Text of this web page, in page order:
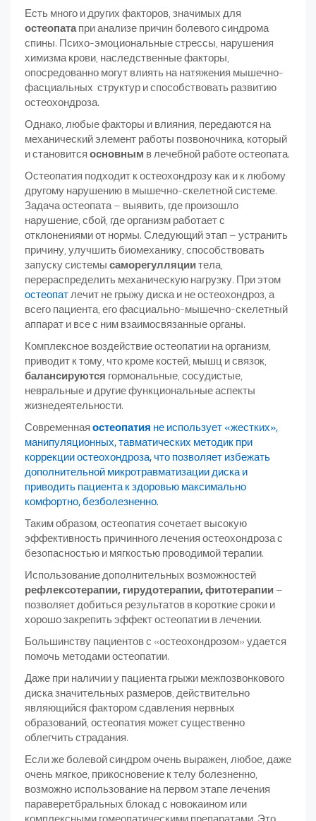
Есть много и других факторов, значимых для
остеопатапри анализе причин болевого синдрома
спины. Психо-эмоциональные стрессы, нарушения
химизма крови, наследственные факторы,
опосредованно могут влиять на натяжения мышечно-
фасциальных структур и способствовать развитию
остеохондроза.
Однако, любые факторы и влияния, передаются на
механический элемент работы позвоночника, который
и становитсяосновным в лечебной работе остеопата.
Остеопатия подходит к остеохондрозу как и к любому
другому нарушению в мышечно-скелетной системе.
Задача остеопата – выявить, где произошло
нарушение, сбой, где организм работает с
отклонениями от нормы. Следующий этап – устранить
причину, улучшить биомеханику, способствовать
запуску системысаморегулляциитела,
перераспределить механическую нагрузку. При этом
остеопатлечит не грыжу диска и не остеохондроз, а
всего пациента, его фасциально-мышечно-скелетный
аппарат и все с ним взаимосвязанные органы.
Комплексное воздействие остеопатии на организм,
приводит к тому, что кроме костей, мышц и связок,
балансируются гормональные, сосудистые,
невральные и другие функциональные аспекты
жизнедеятельности.
Современнаяостеопатия не использует «жестких»,
манипуляционных, тавматических методик при
коррекции остеохондроза, что позволяет избежать
дополнительной микротравматизации диска и
приводить пациента к здоровью максимально
комфортно, безболезненно.
Таким образом, остеопатия сочетает высокую
эффективность причинного лечения остеохондроза с
безопасностью и мягкостью проводимой терапии.
Использование дополнительных возможностей
рефлексотерапии, гирудотерапии, фитотерапии–
позволяет добиться результатов в короткие сроки и
хорошо закрепить эффект остеопатии в лечении.
Большинству пациентов с «остеохондрозом» удается
помочь методами остеопатии.
Даже при наличии у пациента грыжи межпозвонкового
диска значительных размеров, действительно
являющийся фактором сдавления нервных
образований, остеопатия может существенно
облегчить страдания.
Если же болевой синдром очень выражен, любое, даже
очень мягкое, прикосновение к телу болезненно,
возможно использование на первом этапе лечения
параверетбральных блокад с новокаином или